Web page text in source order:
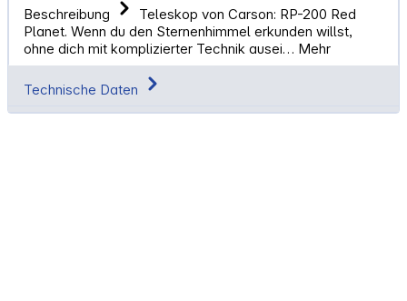
Beschreibung
Teleskop von Carson: RP-200 Red
Planet. Wenn du den Sternenhimmel erkunden willst,
ohne dich mit komplizierter Technik ausei… Mehr
Technische Daten